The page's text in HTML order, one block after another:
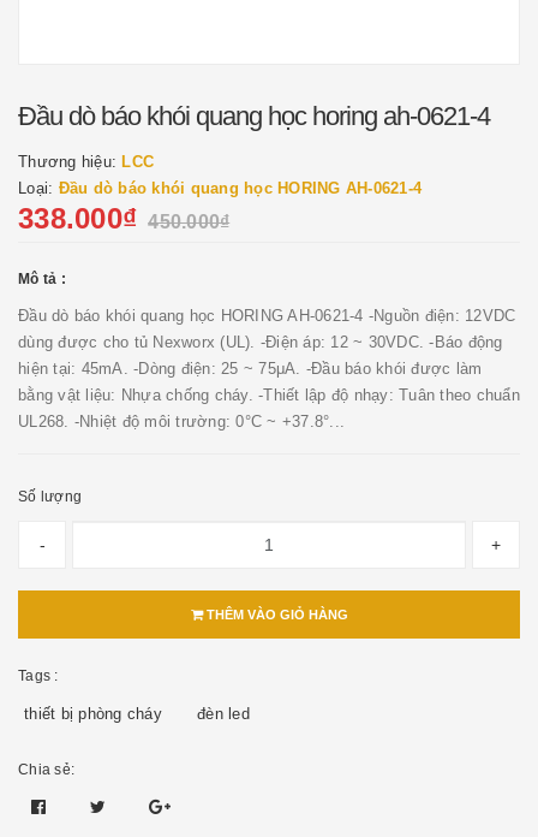
Đầu dò báo khói quang học horing ah-0621-4
Thương hiệu: LCC
Loại: Đầu dò báo khói quang học HORING AH-0621-4
338.000₫ 450.000₫
Mô tả :
Đầu dò báo khói quang học HORING AH-0621-4 -Nguồn điện: 12VDC
dùng được cho tủ Nexworx (UL). -Điện áp: 12 ~ 30VDC. -Báo động
hiện tại: 45mA. -Dòng điện: 25 ~ 75μA. -Đầu báo khói được làm
bằng vật liệu: Nhựa chống cháy. -Thiết lập độ nhạy: Tuân theo chuẩn
UL268. -Nhiệt độ môi trường: 0°C ~ +37.8°...
Số lượng
- +
THÊM VÀO GIỎ HÀNG
Tags :
thiết bị phòng cháy đèn led
Chia sẻ: